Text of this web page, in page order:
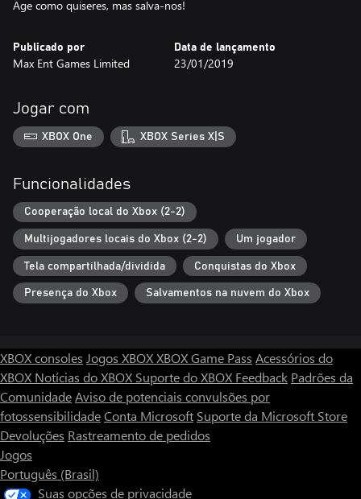
Age como quiseres, mas salva-nos!
Publicado por
Max Ent Games Limited
Data de lançamento
23/01/2019
Jogar com
XBOX One XBOX Series X|S
Funcionalidades
Cooperação local do Xbox (2-2)
Multijogadores locais do Xbox (2-2) Um jogador
Tela compartilhada/dividida Conquistas do Xbox
Presença do Xbox Salvamentos na nuvem do Xbox
XBOX consoles Jogos XBOXXBOX Game Pass Acessórios do
XBOX Notícias do XBOX Suporte do XBOX Feedback Padrões da
ComunidadeAviso de potenciais convulsões por
fotossensibilidadeConta Microsoft Suporte da Microsoft Store
Devoluções Rastreamento de pedidos
Jogos
Português (Brasil)
Suas opções de privacidade